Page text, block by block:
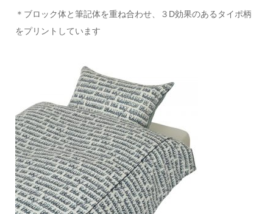
＊ブロック体と筆記体を重ね合わせ、３D効果のあるタイポ柄
をプリントしています